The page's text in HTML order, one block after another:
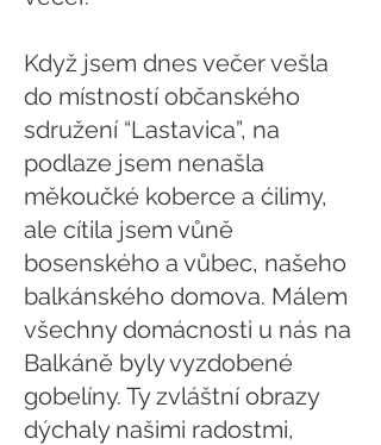
Když jsem dnes večer vešla
do místností občanského
sdružení “Lastavica”, na
podlaze jsem nenašla
měkoučké koberce a ćilimy,
ale cítila jsem vůně
bosenského a vůbec, našeho
balkánského domova. Málem
všechny domácnosti u nás na
Balkáně byly vyzdobené
gobelíny. Ty zvláštní obrazy
dýchaly našimi radostmi,